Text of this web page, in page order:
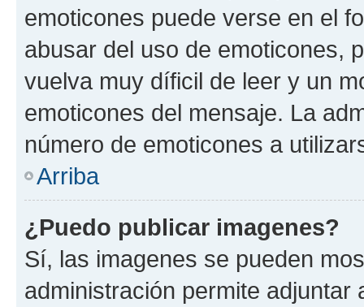
emoticones puede verse en el
abusar del uso de emoticones,
vuelva muy díficil de leer y un
emoticones del mensaje. La
número de emoticones a
Arriba
¿Puedo publicar imagenes?
Sí, las imagenes se pueden
administración permite